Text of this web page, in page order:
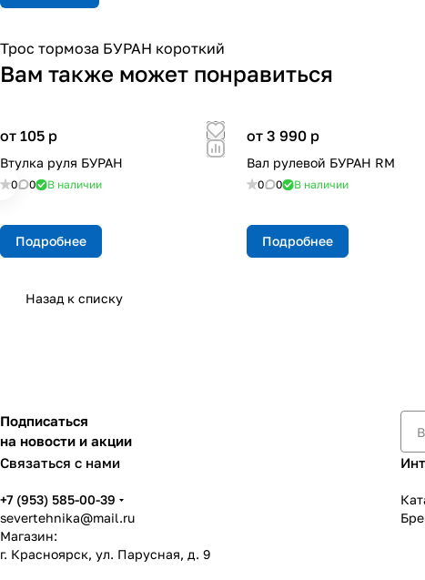
Трос тормоза БУРАН короткий
Вам также может понравиться
от 105 p
Втулка руля БУРАН
0 0 В наличии
Подробнее
от 3 990 p
Вал рулевой БУРАН RM
0 0 В наличии
Подробнее
Назад к списку
Подписаться
на новости и акции
Связаться с нами
+7 (953) 585-00-39
severtehnika@mail.ru
Магазин:
г. Красноярск, ул. Парусная, д. 9